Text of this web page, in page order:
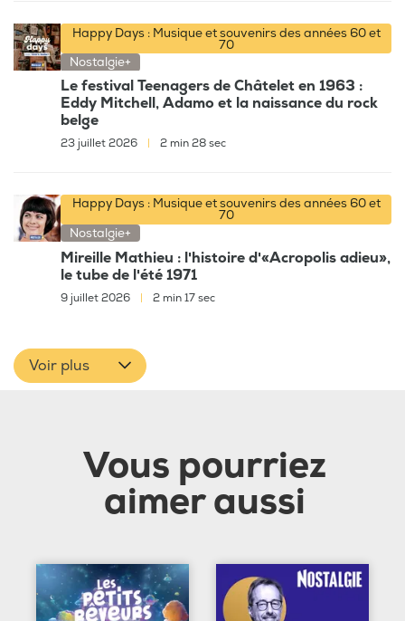
Happy Days : Musique et souvenirs des années 60 et
70
Nostalgie+
Le festival Teenagers de Châtelet en 1963 :
Eddy Mitchell, Adamo et la naissance du rock
belge
23 juillet 2026 2 min 28 sec
Happy Days : Musique et souvenirs des années 60 et
70
Nostalgie+
Mireille Mathieu : l'histoire d'«Acropolis adieu»,
le tube de l'été 1971
9 juillet 2026 2 min 17 sec
Voir plus
Vous pourriez
aimer aussi